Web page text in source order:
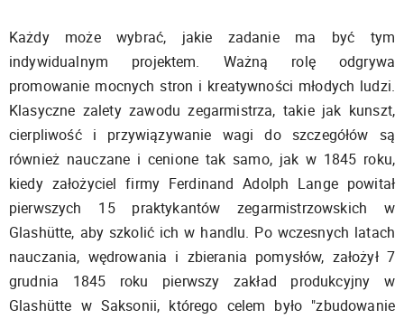
Każdy może wybrać, jakie zadanie ma być tym
indywidualnym projektem. Ważną rolę odgrywa
promowanie mocnych stron i kreatywności młodych ludzi.
Klasyczne zalety zawodu zegarmistrza, takie jak kunszt,
cierpliwość i przywiązywanie wagi do szczegółów są
również nauczane i cenione tak samo, jak w 1845 roku,
kiedy założyciel firmy Ferdinand Adolph Lange powitał
pierwszych 15 praktykantów zegarmistrzowskich w
Glashütte, aby szkolić ich w handlu. Po wczesnych latach
nauczania, wędrowania i zbierania pomysłów, założył 7
grudnia 1845 roku pierwszy zakład produkcyjny w
Glashütte w Saksonii, którego celem było "zbudowanie